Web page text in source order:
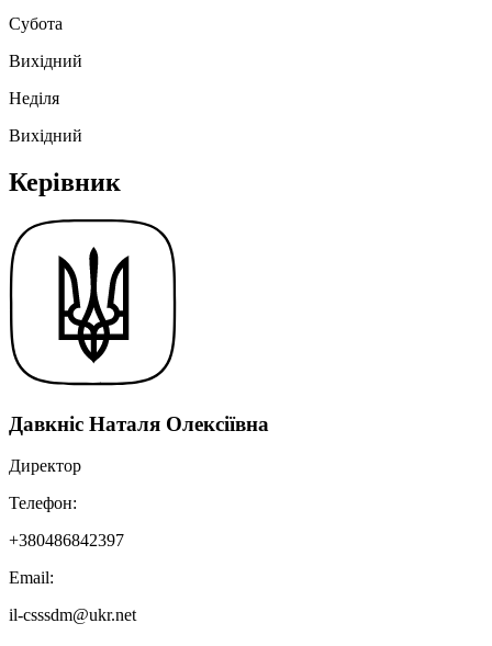
Субота
Вихідний
Неділя
Вихідний
Керівник
Давкніс Наталя Олексіївна
Директор
Телефон:
+380486842397
Email:
il-csssdm@ukr.net